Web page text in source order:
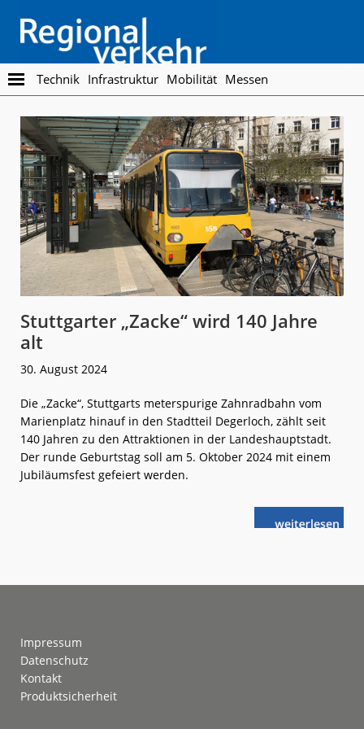
main
content
footer
Regionalverkehr
Die
Fachzeitschrift
den
Öffentlichen
Personennahverkehr
Technik Infrastruktur Mobilität Messen
Stuttgarter „Zacke“ wird 140 Jahre
alt
30. August 2024
Die „Zacke“, Stuttgarts meterspurige Zahnradbahn vom
Marienplatz hinauf in den Stadtteil Degerloch, zählt seit
140 Jahren zu den Attraktionen in der Landeshauptstadt.
Der runde Geburtstag soll am 5. Oktober 2024 mit einem
Jubiläumsfest gefeiert werden.
weiterlese
nStuttgarter
Impressum
Datenschutz
Kontakt
Produktsicherheit